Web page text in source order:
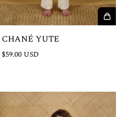
CHANÉ YUTE
$59.00 USD